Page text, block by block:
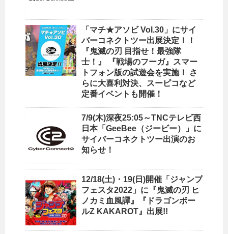
「マチ★アソビ Vol.30」にサイ
バーコネクトツー出展決定！！
『鬼滅の刃 目指せ！最強隊
士！』 『戦場のフーガ』スマー
トフォン版の試遊会を実施！ さ
らに大喜利対決、スーピコなど
定番イベントも開催！
7/9(木)深夜25:05～TNCテレビ西
日本「GeeBee（ジービー）」に
サイバーコネクトツー出演のお
知らせ！
12/18(土)・19(日)開催「ジャンプ
フェスタ2022」に『鬼滅の刃 ヒ
ノカミ血風譚』『ドラゴンボー
ルZ KAKAROT』出展!!